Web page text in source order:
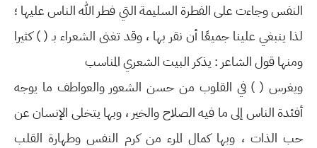
النفس وجاءت على الفطرة السليمة التي فطر الله الناس عليها ؛
لذا ينبغي علينا جميعًا أن نقر بها ، وقد تغنى الشعراء بـ ( ) كثيرا
ومنها قول الشاعر : يذكر البيت الشعري المناسب
ويغرس ( ) في القلوب من حسن الشعور والعواطف ما يوجه
أفئدة الناس إلى ما فيه الصلاح والخير ، وبها يتخلى الإنسان عن
حب الذات ، وبها كمال المرء من كرم النفس وطهارة القلب